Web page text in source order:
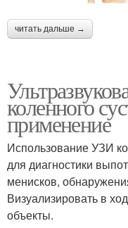
читать дальше →
коленного
применение
Использование УЗИ
для диагностики
менисков,
Визуализировать в
объекты.